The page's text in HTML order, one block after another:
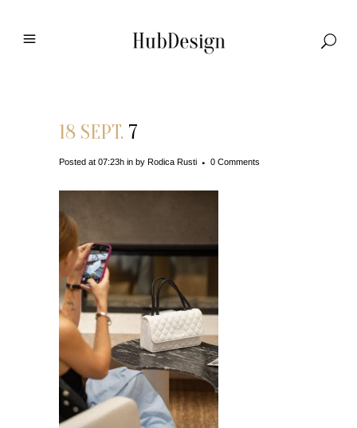
18 SEPT. 7
Posted at 07:23h in by Rodica Rusti 0 Comments